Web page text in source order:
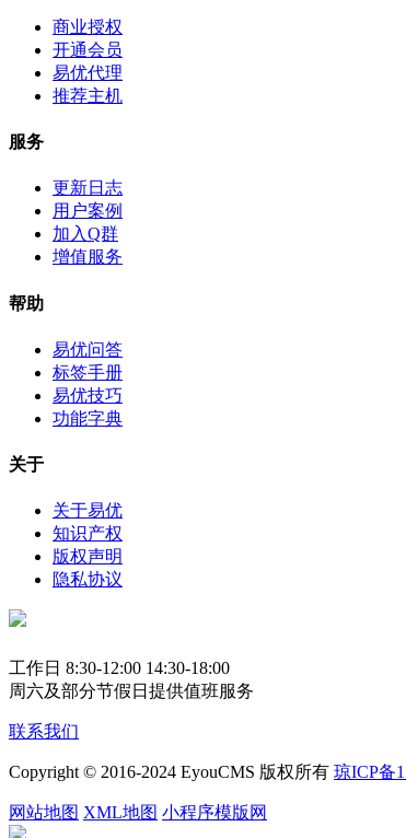
商业授权
开通会员
易优代理
推荐主机
服务
更新日志
用户案例
加入Q群
增值服务
帮助
易优问答
标签手册
易优技巧
功能字典
关于
关于易优
知识产权
版权声明
隐私协议
工作日 8:30-12:00 14:30-18:00
周六及部分节假日提供值班服务
联系我们
Copyright © 2016-2024 EyouCMS 版权所有 琼ICP备
网站地图 XML地图 小程序模版网